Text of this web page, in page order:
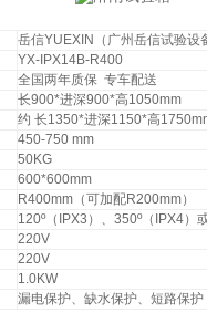
岳信YUEXIN（广州岳信试验设
YX-IPX14B-R400
全国两年质保 专车配送
长900*进深900*高1050mm
约 长1350*进深1150*高
450-750 mm
50KG
600*600mm
R400mm（可加配R200mm）
120º（IPX3）、350º（IPX4）
220V
220V
1.0KW
漏电保护、缺水保护、短路保护